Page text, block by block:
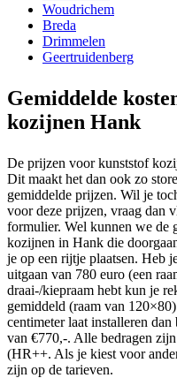
Woudrichem
Breda
Drimmelen
Geertruidenberg
Gemiddelde
kozijnen Hank
De prijzen voor kunststof
Dit maakt het dan ook zo
gemiddelde prijzen. Wil je
voor deze prijzen, vraag dan
formulier. Wel kunnen we de
kozijnen in Hank die
je op een rijtje plaatsen. Heb
uitgaan van 780 euro (een
draai-/kiepraam hebt kun je
gemiddeld (raam van
centimeter laat installeren
van €770,-. Alle bedragen
(HR++. Als je kiest voor
zijn op de tarieven.